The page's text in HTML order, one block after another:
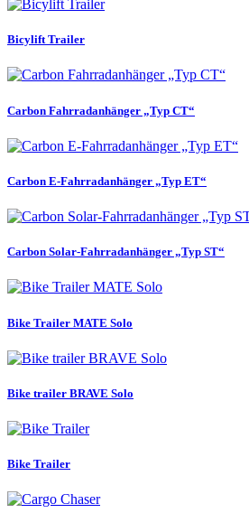
Bicylift Trailer
Carbon Fahrradanhänger „Typ CT“
Carbon E-Fahrradanhänger „Typ ET“
Carbon Solar-Fahrradanhänger „Typ ST“
Bike Trailer MATE Solo
Bike trailer BRAVE Solo
Bike Trailer